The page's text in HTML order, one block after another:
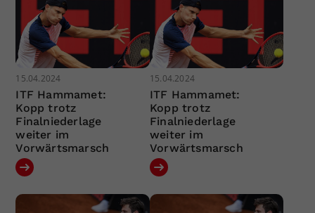
15.04.2024
ITF Hammamet:
Kopp trotz
Finalniederlage
weiter im
Vorwärtsmarsch
15.04.2024
ITF Hammamet:
Kopp trotz
Finalniederlage
weiter im
Vorwärtsmarsch